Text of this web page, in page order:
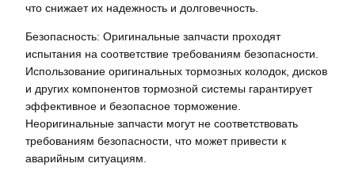
что снижает их надежность и долговечность.
Безопасность: Оригинальные запчасти проходят
испытания на соответствие требованиям безопасности.
Использование оригинальных тормозных колодок, дисков
и других компонентов тормозной системы гарантирует
эффективное и безопасное торможение.
Неоригинальные запчасти могут не соответствовать
требованиям безопасности, что может привести к
аварийным ситуациям.